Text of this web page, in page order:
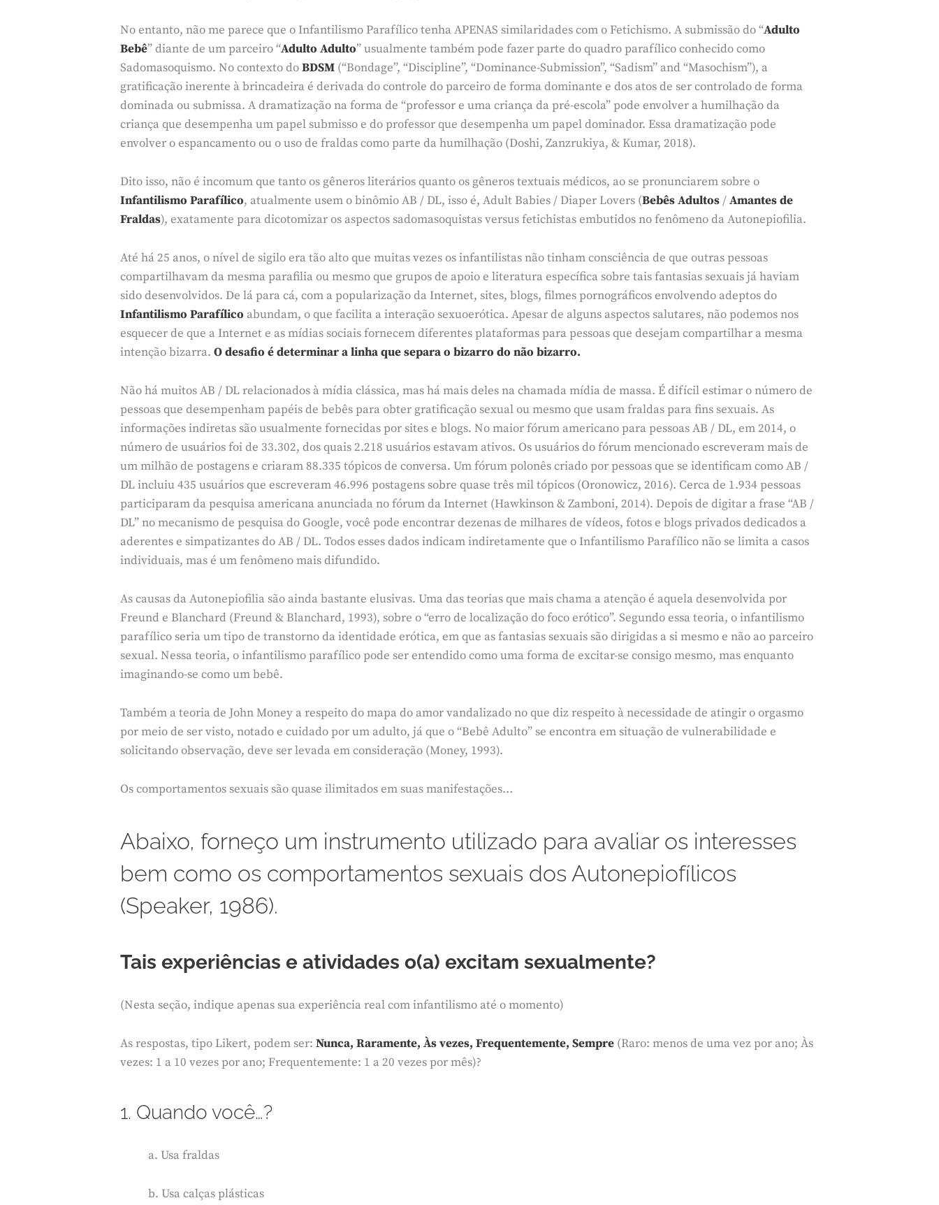
No entanto, não me parece que o Infantilismo Parafílico tenha APENAS similaridades com o Fetichismo. A submissão do “Adulto
Bebê” diante de um parceiro “Adulto Adulto” usualmente também pode fazer parte do quadro parafílico conhecido como
Sadomasoquismo. No contexto doBDSM (“Bondage”, “Discipline”, “Dominance-Submission”, “Sadism” and “Masochism”), a
gratificação inerente à brincadeira é derivada do controle do parceiro de forma dominante e dos atos de ser controlado de forma
dominada ou submissa. A dramatização na forma de “professor e uma criança da pré-escola” pode envolver a humilhação da
criança que desempenha um papel submisso e do professor que desempenha um papel dominador. Essa dramatização pode
envolver o espancamento ou o uso de fraldas como parte da humilhação (Doshi, Zanzrukiya, & Kumar, 2018).
Dito isso, não é incomum que tanto os gêneros literários quanto os gêneros textuais médicos, ao se pronunciarem sobre o
Infantilismo Parafílico, atualmente usem o binômio AB / DL, isso é, Adult Babies / Diaper Lovers (Bebês Adultos/Amantes de
Fraldas), exatamente para dicotomizar os aspectos sadomasoquistas versus fetichistas embutidos no fenômeno da Autonepiofilia.
Até há 25 anos, o nível de sigilo era tão alto que muitas vezes os infantilistas não tinham consciência de que outras pessoas
compartilhavam da mesma parafilia ou mesmo que grupos de apoio e literatura específica sobre tais fantasias sexuais já haviam
sido desenvolvidos. De lá para cá, com a popularização da Internet, sites, blogs, filmes pornográficos envolvendo adeptos do
Infantilismo Parafílico abundam, o que facilita a interação sexuoerótica. Apesar de alguns aspectos salutares, não podemos nos
esquecer de que a Internet e as mídias sociais fornecem diferentes plataformas para pessoas que desejam compartilhar a mesma
intenção bizarra. O desafio é determinar a linha que separa o bizarro do não bizarro.
Não há muitos AB / DL relacionados à mídia clássica, mas há mais deles na chamada mídia de massa. É difícil estimar o número de
pessoas que desempenham papéis de bebês para obter gratificação sexual ou mesmo que usam fraldas para fins sexuais. As
informações indiretas são usualmente fornecidas por sites e blogs. No maior fórum americano para pessoas AB / DL, em 2014, o
número de usuários foi de 33.302, dos quais 2.218 usuários estavam ativos. Os usuários do fórum mencionado escreveram mais de
um milhão de postagens e criaram 88.335 tópicos de conversa. Um fórum polonês criado por pessoas que se identificam como AB /
DL incluiu 435 usuários que escreveram 46.996 postagens sobre quase três mil tópicos (Oronowicz, 2016). Cerca de 1.934 pessoas
participaram da pesquisa americana anunciada no fórum da Internet (Hawkinson & Zamboni, 2014). Depois de digitar a frase “AB /
DL” no mecanismo de pesquisa do Google, você pode encontrar dezenas de milhares de vídeos, fotos e blogs privados dedicados a
aderentes e simpatizantes do AB / DL. Todos esses dados indicam indiretamente que o Infantilismo Parafílico não se limita a casos
individuais, mas é um fenômeno mais difundido.
As causas da Autonepiofilia são ainda bastante elusivas. Uma das teorias que mais chama a atenção é aquela desenvolvida por
Freund e Blanchard (Freund & Blanchard, 1993), sobre o “erro de localização do foco erótico”. Segundo essa teoria, o infantilismo
parafílico seria um tipo de transtorno da identidade erótica, em que as fantasias sexuais são dirigidas a si mesmo e não ao parceiro
sexual. Nessa teoria, o infantilismo parafílico pode ser entendido como uma forma de excitar-se consigo mesmo, mas enquanto
imaginando-se como um bebê.
Também a teoria de John Money a respeito do mapa do amor vandalizado no que diz respeito à necessidade de atingir o orgasmo
por meio de ser visto, notado e cuidado por um adulto, já que o “Bebê Adulto” se encontra em situação de vulnerabilidade e
solicitando observação, deve ser levada em consideração (Money, 1993).
Os comportamentos sexuais são quase ilimitados em suas manifestações…
Abaixo, forneço um instrumento utilizado para avaliar os interesses
bem como os comportamentos sexuais dos Autonepiofílicos
(Speaker, 1986).
Tais experiências e atividades o(a) excitam sexualmente?
(Nesta seção, indique apenas sua experiência real com infantilismo até o momento)
As respostas, tipo Likert, podem ser: Nunca, Raramente, Às vezes, Frequentemente, Sempre (Raro: menos de uma vez por ano; Às
vezes: 1 a 10 vezes por ano; Frequentemente: 1 a 20 vezes por mês)?
1. Quando você…?
a. Usa fraldas
b. Usa calças plásticas